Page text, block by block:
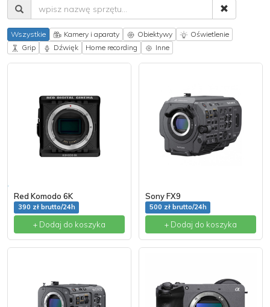
Wszystkie Kamery i aparaty Obiektywy
Oświetlenie
Grip
Dźwięk Home recording Inne
Red Komodo 6K
390 zł brutto/24h
+ Dodaj do koszyka
Sony FX9
500 zł brutto/24h
+ Dodaj do koszyka